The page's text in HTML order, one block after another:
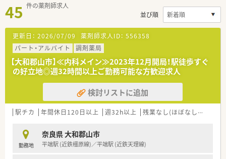
45 件の薬剤師求人
並び順
更新日： 2026/07/09 薬剤師求人ID： 556358
パート・アルバイト
調剤薬局
【大和郡山市】≪内科メイン≫2023年12月開局！駅徒歩すぐ
の好立地◎週32時間以上ご勤務可能な方歓迎求人
検討リストに追加
駅チカ 年間休日120日以上 週32h以上 残業なし(ほぼなし含む)
勤務地
奈良県 大和郡山市
平端駅 (近鉄橿原線)／平端駅 (近鉄天理線)